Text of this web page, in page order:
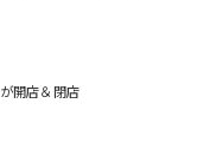
開店＆閉店